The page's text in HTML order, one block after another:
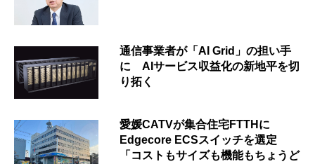
通信事業者が「AI Grid」の担い手
に AIサービス収益化の新地平を切
り拓く
愛媛CATVが集合住宅FTTHに
Edgecore ECSスイッチを選定
「コストもサイズも機能もちょうど